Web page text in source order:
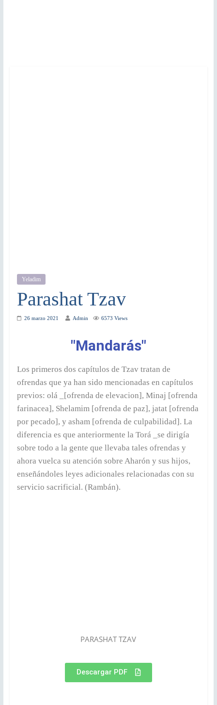
Yeladim
Parashat Tzav
26 marzo 2021 Admin 6573 Views
"Mandarás"
Los primeros dos capítulos de Tzav tratan de
ofrendas que ya han sido mencionadas en capítulos
previos: olá _[ofrenda de elevacion], Minaj [ofrenda
farinacea], Shelamim [ofrenda de paz], jatat [ofrenda
por pecado], y asham [ofrenda de culpabilidad]. La
diferencia es que anteriormente la Torá _se dirigía
sobre todo a la gente que llevaba tales ofrendas y
ahora vuelca su atención sobre Aharón y sus hijos,
enseñándoles leyes adicionales relacionadas con su
servicio sacrificial. (Rambán).
PARASHAT TZAV
Descargar PDF